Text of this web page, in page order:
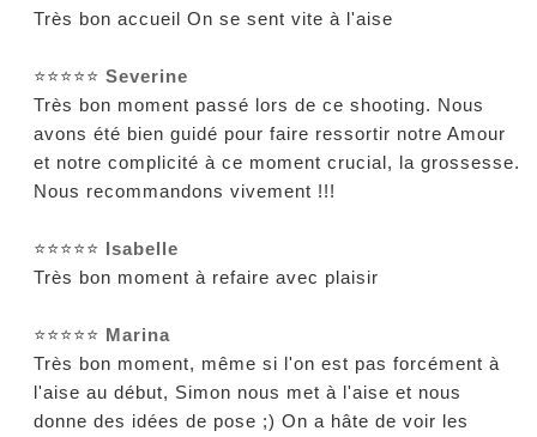
Très bon accueil On se sent vite à l'aise
⭐⭐⭐⭐⭐Severine
Très bon moment passé lors de ce shooting. Nous
avons été bien guidé pour faire ressortir notre Amour
et notre complicité à ce moment crucial, la grossesse.
Nous recommandons vivement !!!
⭐⭐⭐⭐⭐
Isabelle
Très bon moment à refaire avec plaisir
⭐⭐⭐⭐⭐ Marina
Très bon moment, même si l'on est pas forcément à
l'aise au début, Simon nous met à l'aise et nous
donne des idées de pose ;) On a hâte de voir les